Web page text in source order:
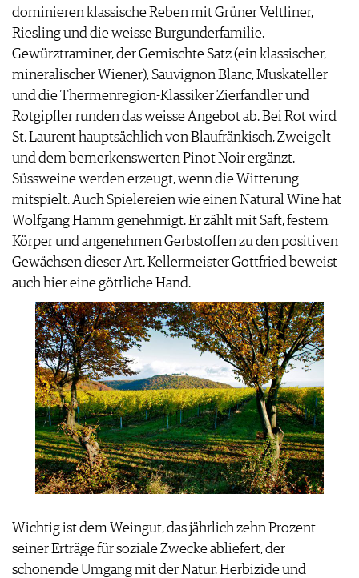
dominieren klassische Reben mit Grüner Veltliner,
Riesling und die weisse Burgunderfamilie.
Gewürztraminer, der Gemischte Satz (ein klassischer,
mineralischer Wiener), Sauvignon Blanc, Muskateller
und die Thermenregion-Klassiker Zierfandler und
Rotgipfler runden das weisse Angebot ab. Bei Rot wird
St. Laurent hauptsächlich von Blaufränkisch, Zweigelt
und dem bemerkenswerten Pinot Noir ergänzt.
Süssweine werden erzeugt, wenn die Witterung
mitspielt. Auch Spielereien wie einen Natural Wine hat
Wolfgang Hamm genehmigt. Er zählt mit Saft, festem
Körper und angenehmen Gerbstoffen zu den positiven
Gewächsen dieser Art. Kellermeister Gottfried beweist
auch hier eine göttliche Hand.
Wichtig ist dem Weingut, das jährlich zehn Prozent
seiner Erträge für soziale Zwecke abliefert, der
schonende Umgang mit der Natur. Herbizide und